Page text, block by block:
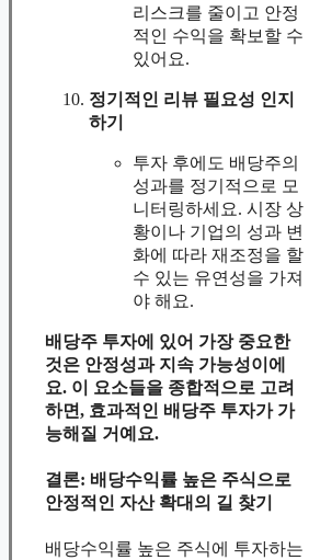
리스크를 줄이고 안정
적인 수익을 확보할 수
있어요.
정기적인 리뷰 필요성 인지
하기
투자 후에도 배당주의
성과를 정기적으로 모
니터링하세요. 시장 상
황이나 기업의 성과 변
화에 따라 재조정을 할
수 있는 유연성을 가져
야 해요.
배당주 투자에 있어 가장 중요한
것은 안정성과 지속 가능성이에
요. 이 요소들을 종합적으로 고려
하면, 효과적인 배당주 투자가 가
능해질 거예요.
결론: 배당수익률 높은 주식으로
안정적인 자산 확대의 길 찾기
배당수익률 높은 주식에 투자하는